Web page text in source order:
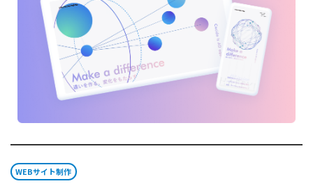
WEBサイト制作